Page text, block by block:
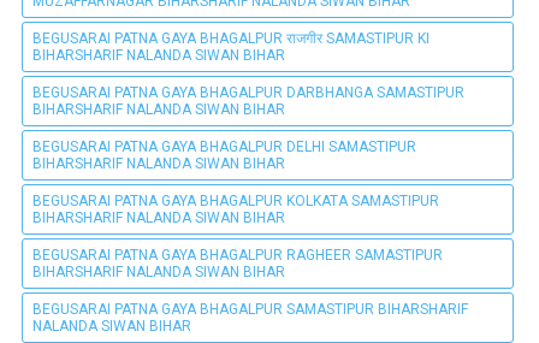
BEGUSARAI PATNA GAYA BHAGALPUR राजगीर SAMASTIPUR KI
BIHARSHARIF NALANDA SIWAN BIHAR
BEGUSARAI PATNA GAYA BHAGALPUR DARBHANGA SAMASTIPUR
BIHARSHARIF NALANDA SIWAN BIHAR
BEGUSARAI PATNA GAYA BHAGALPUR DELHI SAMASTIPUR
BIHARSHARIF NALANDA SIWAN BIHAR
BEGUSARAI PATNA GAYA BHAGALPUR KOLKATA SAMASTIPUR
BIHARSHARIF NALANDA SIWAN BIHAR
BEGUSARAI PATNA GAYA BHAGALPUR RAGHEER SAMASTIPUR
BIHARSHARIF NALANDA SIWAN BIHAR
BEGUSARAI PATNA GAYA BHAGALPUR SAMASTIPUR BIHARSHARIF
NALANDA SIWAN BIHAR